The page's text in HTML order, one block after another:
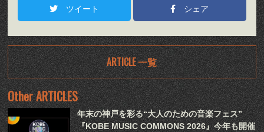
ツイート シェア
ARTICLE 一覧
Other ARTICLES
年末の神戸を彩る“大人のための音楽フェス”
『KOBE MUSIC COMMONS 2026』今年も開催